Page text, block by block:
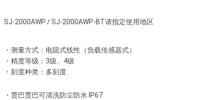
SJ-2000AWP / SJ-2000AWP-BT请指定使用地区
・测量方式：电阻式线性（负载传感器式）
・精度等级：3级、4级
・刻度种类：多刻度
・贾巴贾巴可清洗防尘防水 IP67